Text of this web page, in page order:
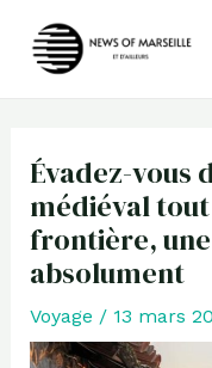
Évadez-vous
médiéval
frontière,
absolument
Voyage / 13 mars